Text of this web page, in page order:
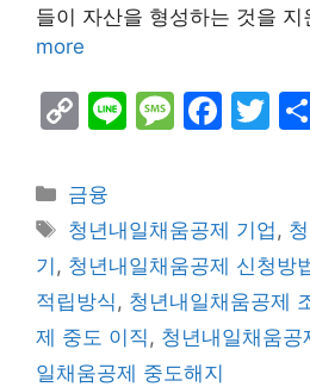
들이 자산을 형성하는 것을
more
C
p
y
Li
n
k
Li M
s
a
g
e
F
e
b
o
o
T
er
Categories
금융
Tags
청년내일채움공제 기업,
기 , 청년내일채움공제 신청방
적립방식, 청년내일채움공제
제 중도 이직, 청년내일채움
일채움공제 중도해지